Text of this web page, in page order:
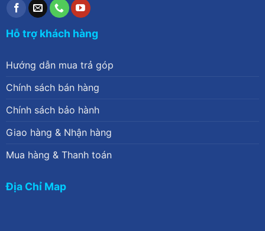
Hỗ trợ khách hàng
Hướng dẫn mua trả góp
Chính sách bán hàng
Chính sách bảo hành
Giao hàng & Nhận hàng
Mua hàng & Thanh toán
Địa Chỉ Map